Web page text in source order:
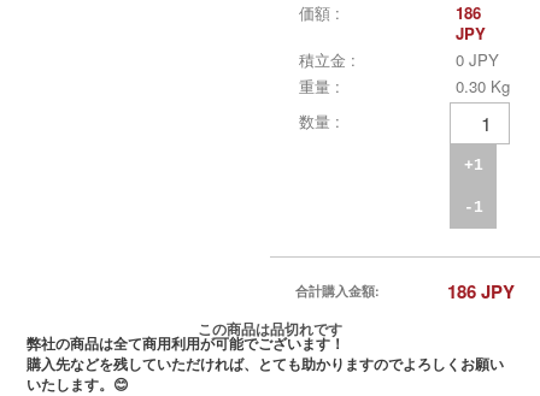
価額 :
186
JPY
積立金 :
0 JPY
重量 :
0.30 Kg
数量 :
+1
-1
合計購入金額: 186JPY
この商品は品切れです
弊社の商品は全て商用利用が可能でございます！
購入先などを残していただければ、とても助かりますのでよろしくお願い
いたします。😊